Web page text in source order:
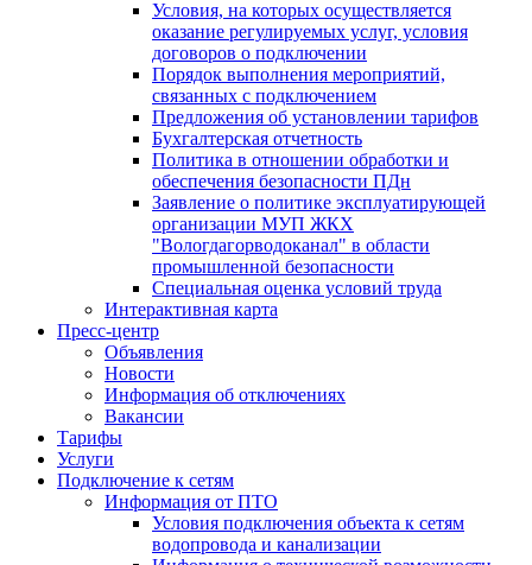
Условия, на которых осуществляется
оказание регулируемых услуг, условия
договоров о подключении
Порядок выполнения мероприятий,
связанных с подключением
Предложения об установлении тарифов
Бухгалтерская отчетность
Политика в отношении обработки и
обеспечения безопасности ПДн
Заявление о политике эксплуатирующей
организации МУП ЖКХ
"Вологдагорводоканал" в области
промышленной безопасности
Специальная оценка условий труда
Интерактивная карта
Пресс-центр
Объявления
Новости
Информация об отключениях
Вакансии
Тарифы
Услуги
Подключение к сетям
Информация от ПТО
Условия подключения объекта к сетям
водопровода и канализации